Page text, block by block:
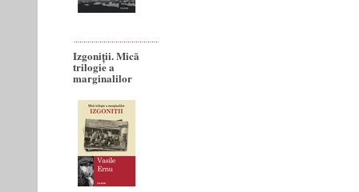
Izgoniții. Mică
trilogie a
marginalilor